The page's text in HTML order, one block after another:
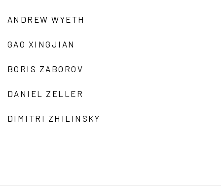
ANDREW WYETH
GAO XINGJIAN
BORIS ZABOROV
DANIEL ZELLER
DIMITRI ZHILINSKY